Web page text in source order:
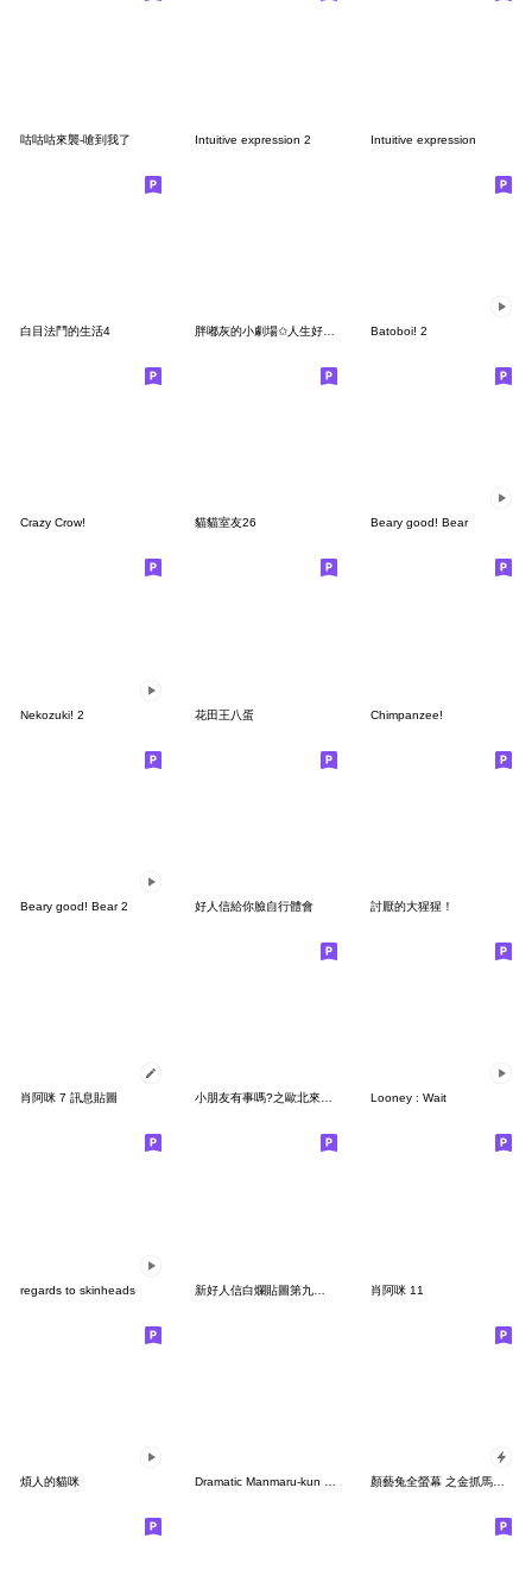
咕咕咕來襲-嗆到我了 Intuitive expression 2 Intuitive expression
白目法鬥的生活4 Batoboi! 2
Crazy Crow! 貓貓室友26 Beary good! Bear
Nekozuki! 2 花田王八蛋 Chimpanzee!
Beary good! Bear 2 好人信給你臉自行體會 討厭的大猩猩！
肖阿咪 7 訊息貼圖 小朋友有事嗎?之歐北來限定特別篇 Looney : Wait
regards to skinheads 肖阿咪 11
煩人的貓咪 顏藝兔全螢幕 之金抓馬貼圖